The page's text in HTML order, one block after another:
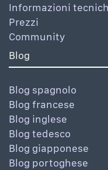
Informazioni
Prezzi
Community
Blog
Blog spagnolo
Blog francese
Blog inglese
Blog tedesco
Blog giapponese
Blog portoghese